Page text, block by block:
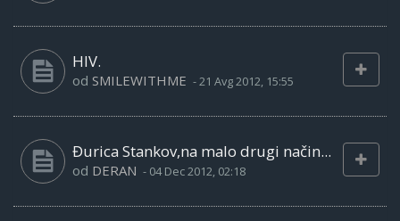
HIV.
od SMILEWITHME -21 Avg 2012, 15:55
Đurica Stankov,na malo drugi način...
od DERAN - 04 Dec 2012, 02:18